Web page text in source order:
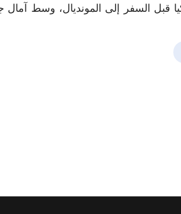
قبل السفر إلى المونديال، وسط
ومواجهات نارية تنتظر تونس